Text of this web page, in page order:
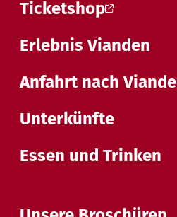
Ticketshop
Erlebnis Vianden
Anfahrt nach
Unterkünfte
Essen und Trinken